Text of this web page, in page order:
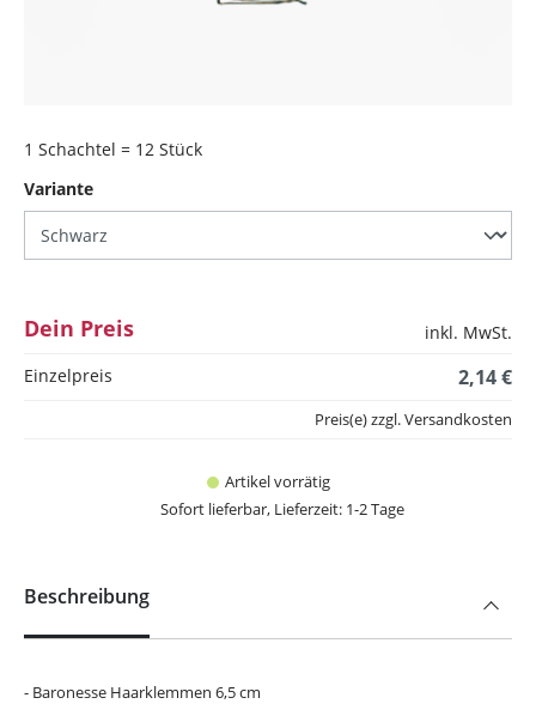
1 Schachtel = 12 Stück
Varianteauswählen
Dein Preis
inkl. MwSt.
Einzelpreis
2,14 €
Artikel vorrätig
Sofort lieferbar, Lieferzeit: 1-2 Tage
Preis(e) zzgl. Versandkosten
Beschreibung
- Baronesse Haarklemmen 6,5 cm